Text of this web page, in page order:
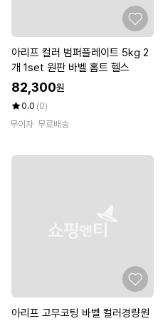
아리프 컬러 범퍼플레이트 5kg 2
개 1set 원판 바벨 홈트 헬스
82,300원
0.0 (0)
무이자 무료배송
아리프 고무코팅 바벨 컬러경량원